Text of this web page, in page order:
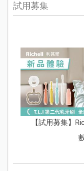
試用募集
【試用募集】